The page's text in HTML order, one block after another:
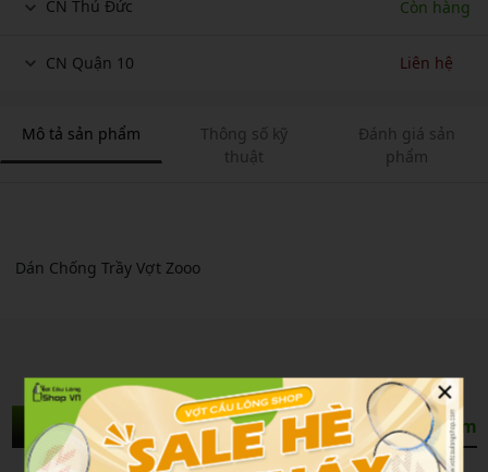
CN Thủ Đức Còn hàng
CN Quận 10 Liên hệ
Mô tả sản phẩm
Thông số kỹ
thuật
Đánh giá sản
phẩm
Dán Chống Trầy Vợt Zooo
Sản Phẩm Liên Quan Xem thêm
×